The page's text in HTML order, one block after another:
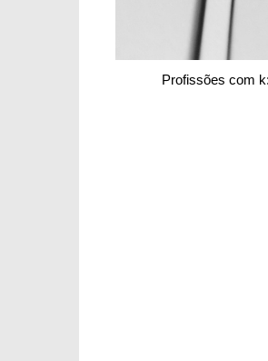
Profissões com